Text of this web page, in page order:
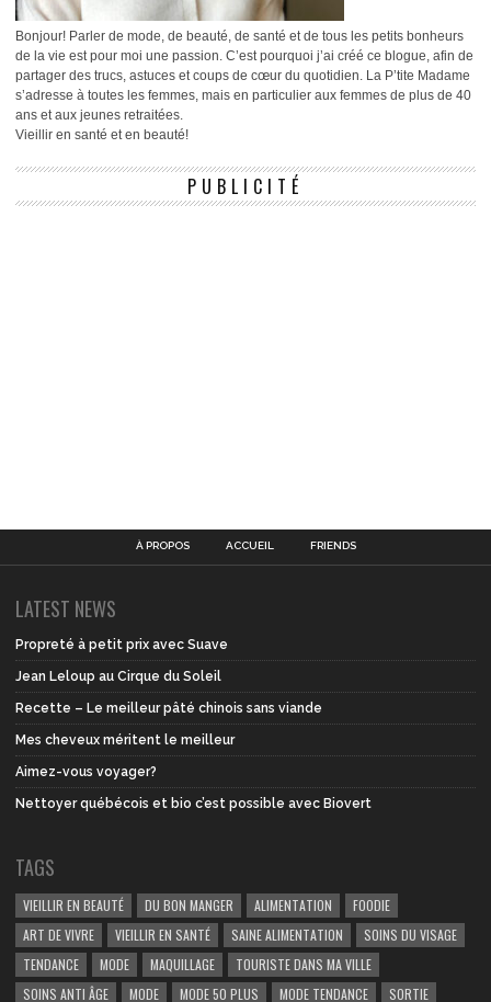
Bonjour! Parler de mode, de beauté, de santé et de tous les petits bonheurs
de la vie est pour moi une passion. C’est pourquoi j’ai créé ce blogue, afin de
partager des trucs, astuces et coups de cœur du quotidien. La P’tite Madame
s’adresse à toutes les femmes, mais en particulier aux femmes de plus de 40
ans et aux jeunes retraitées.
Vieillir en santé et en beauté!
PUBLICITÉ
À PROPOS ACCUEIL FRIENDS
LATEST NEWS
Propreté à petit prix avec Suave
Jean Leloup au Cirque du Soleil
Recette – Le meilleur pâté chinois sans viande
Mes cheveux méritent le meilleur
Aimez-vous voyager?
Nettoyer québécois et bio c’est possible avec Biovert
TAGS
VIEILLIR EN BEAUTÉ DU BON MANGER ALIMENTATION
FOODIE
ART DE VIVRE
VIEILLIR EN SANTÉ SAINE ALIMENTATION
SOINS DU VISAGE
TENDANCE
MODE MAQUILLAGE
TOURISTE DANS MA VILLE
SOINS ANTI ÂGE
MODE MODE 50 PLUS MODE TENDANCE SORTIE